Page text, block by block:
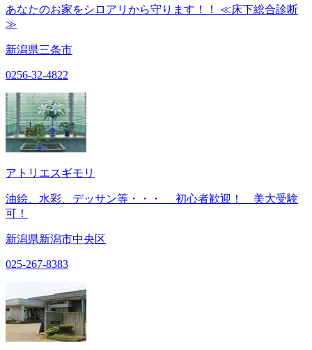
あなたのお家をシロアリから守ります！！ ≪床下総合診断
≫
新潟県三条市
0256-32-4822
アトリエスギモリ
油絵、水彩、デッサン等・・・ 初心者歓迎！ 美大受験
可！
新潟県新潟市中央区
025-267-8383